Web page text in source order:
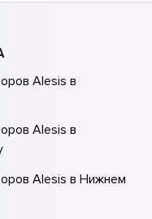
Alesis в
Alesis в
Alesis в Нижнем